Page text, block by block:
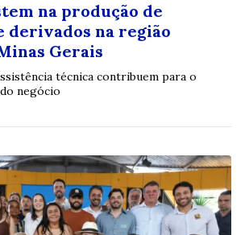
na produção de
derivados na região
Gerais
técnica contribuem para o
negócio